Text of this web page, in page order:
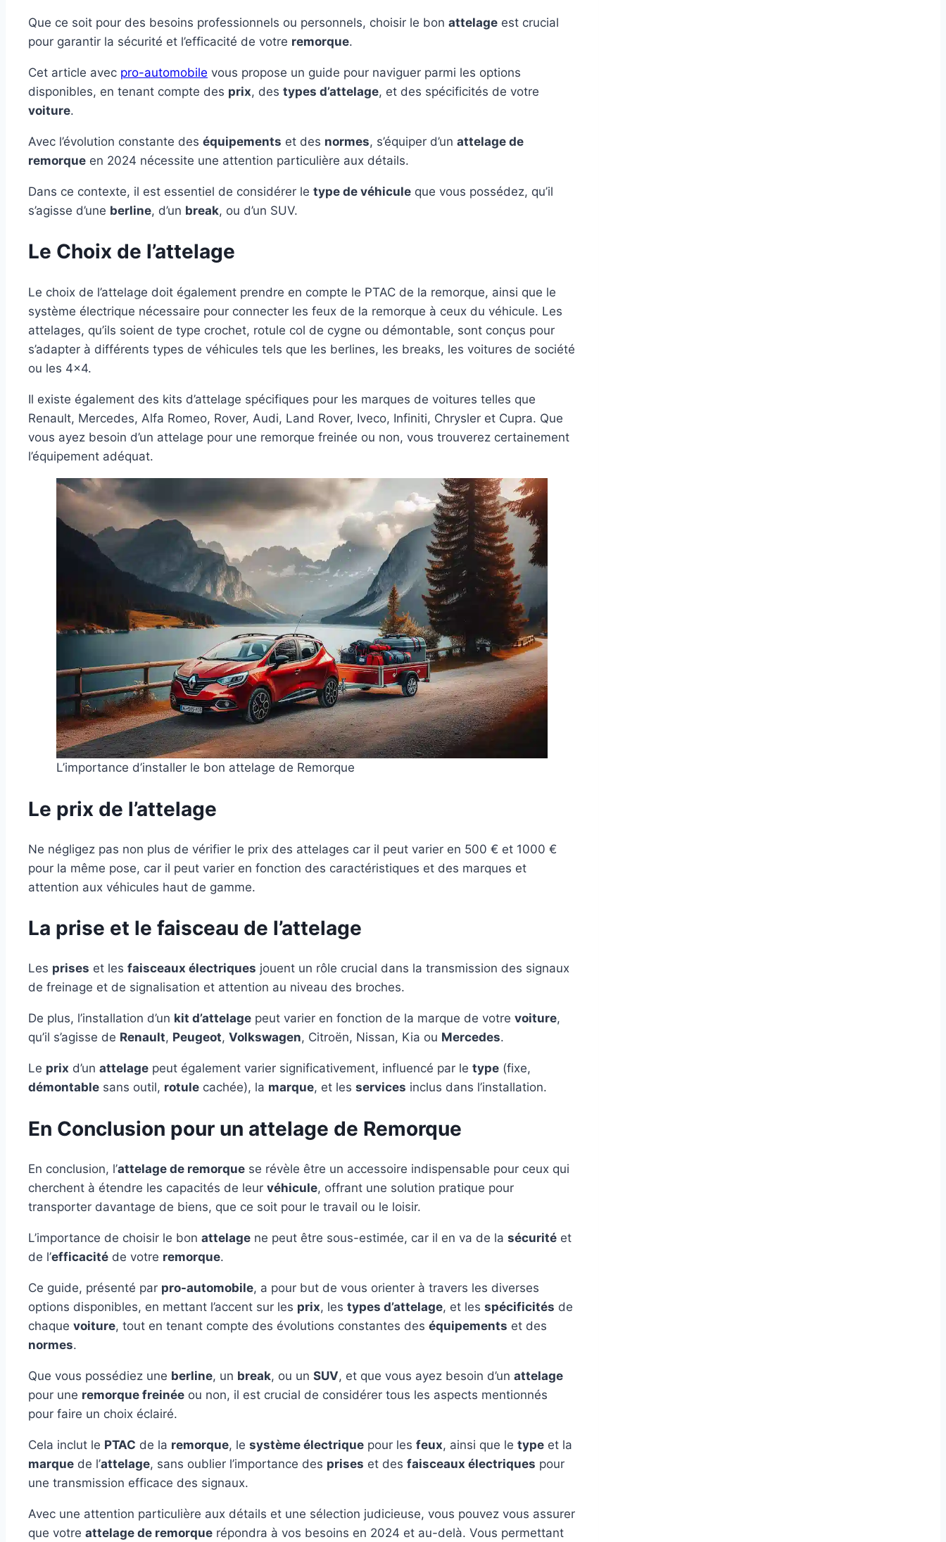
Que ce soit pour des besoins professionnels ou personnels, choisir le bon attelage est crucial
pour garantir la sécurité et l’efficacité de votre remorque.
Cet article avec pro-automobile vous propose un guide pour naviguer parmi les options
disponibles, en tenant compte des prix, des types d’attelage, et des spécificités de votre
voiture.
Avec l’évolution constante des équipements et des normes, s’équiper d’un attelage de
remorque en 2024 nécessite une attention particulière aux détails.
Dans ce contexte, il est essentiel de considérer le type de véhicule que vous possédez, qu’il
s’agisse d’une berline, d’un break, ou d’un SUV.
Le Choix de l’attelage
Le choix de l’attelage doit également prendre en compte le PTAC de la remorque, ainsi que le
système électrique nécessaire pour connecter les feux de la remorque à ceux du véhicule. Les
attelages, qu’ils soient de type crochet, rotule col de cygne ou démontable, sont conçus pour
s’adapter à différents types de véhicules tels que les berlines, les breaks, les voitures de société
ou les 4×4.
Il existe également des kits d’attelage spécifiques pour les marques de voitures telles que
Renault, Mercedes, Alfa Romeo, Rover, Audi, Land Rover, Iveco, Infiniti, Chrysler et Cupra. Que
vous ayez besoin d’un attelage pour une remorque freinée ou non, vous trouverez certainement
l’équipement adéquat.
L’importance d’installer le bon attelage de Remorque
Le prix de l’attelage
Ne négligez pas non plus de vérifier le prix des attelages car il peut varier en 500 € et 1000 €
pour la même pose, car il peut varier en fonction des caractéristiques et des marques et
attention aux véhicules haut de gamme.
La prise et le faisceau de l’attelage
Les prises et les faisceaux électriques jouent un rôle crucial dans la transmission des signaux
de freinage et de signalisation et attention au niveau des broches.
De plus, l’installation d’un kit d’attelage peut varier en fonction de la marque de votre voiture,
qu’il s’agisse de Renault, Peugeot, Volkswagen, Citroën, Nissan, Kia ou Mercedes.
Le prix d’un attelage peut également varier significativement, influencé par le type (fixe,
démontable sans outil, rotule cachée), la marque, et les services inclus dans l’installation.
En Conclusion pour un attelage de Remorque
En conclusion, l’attelage de remorque se révèle être un accessoire indispensable pour ceux qui
cherchent à étendre les capacités de leur véhicule, offrant une solution pratique pour
transporter davantage de biens, que ce soit pour le travail ou le loisir.
L’importance de choisir le bon attelage ne peut être sous-estimée, car il en va de la sécurité et
de l’efficacité de votre remorque.
Ce guide, présenté par pro-automobile, a pour but de vous orienter à travers les diverses
options disponibles, en mettant l’accent sur les prix, les types d’attelage, et les spécificités de
chaque voiture, tout en tenant compte des évolutions constantes des équipements et des
normes.
Que vous possédiez une berline, un break, ou un SUV, et que vous ayez besoin d’un attelage
pour une remorque freinée ou non, il est crucial de considérer tous les aspects mentionnés
pour faire un choix éclairé.
Cela inclut le PTAC de la remorque, le système électrique pour les feux, ainsi que le type et la
marque de l’attelage, sans oublier l’importance des prises et des faisceaux électriques pour
une transmission efficace des signaux.
Avec une attention particulière aux détails et une sélection judicieuse, vous pouvez vous assurer
que votre attelage de remorque répondra à vos besoins en 2024 et au-delà. Vous permettant